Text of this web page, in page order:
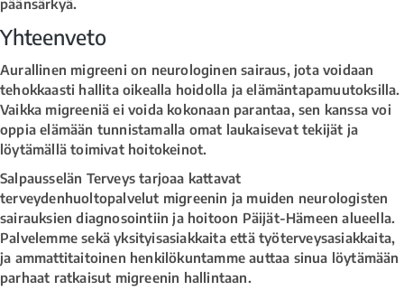
päänsärkyä.
Yhteenveto
Aurallinen migreeni on neurologinen sairaus, jota voidaan
tehokkaasti hallita oikealla hoidolla ja elämäntapamuutoksilla.
Vaikka migreeniä ei voida kokonaan parantaa, sen kanssa voi
oppia elämään tunnistamalla omat laukaisevat tekijät ja
löytämällä toimivat hoitokeinot.
Salpausselän Terveys tarjoaa kattavat
terveydenhuoltopalvelut migreenin ja muiden neurologisten
sairauksien diagnosointiin ja hoitoon Päijät-Hämeen alueella.
Palvelemme sekä yksityisasiakkaita että työterveysasiakkaita,
ja ammattitaitoinen henkilökuntamme auttaa sinua löytämään
parhaat ratkaisut migreenin hallintaan.